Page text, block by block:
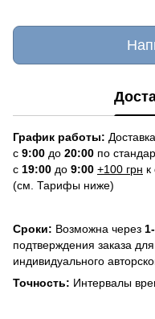
График работы:
с 9:00 до 20:00 по
с 19:00 до 9:00 +100 грн к
(см. Тарифы ниже)
Сроки: Возможна через
подтверждения заказа для
индивидуального
Точность: Интервалы